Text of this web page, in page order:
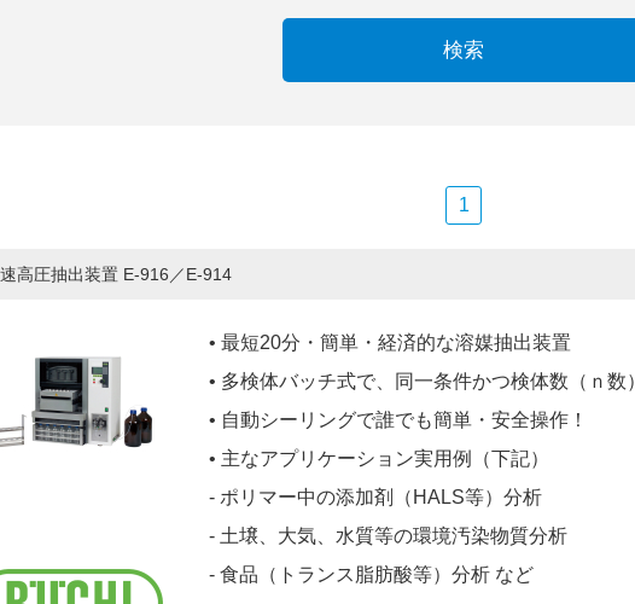
検索
1
高圧抽出装置 E-916／E-914
• 最短20分・簡単・経済的な溶媒抽出装置
• 多検体バッチ式で、同一条件かつ検体数（ｎ
• 自動シーリングで誰でも簡単・安全操作！
• 主なアプリケーション実用例（下記）
- ポリマー中の添加剤（HALS等）分析
- 土壌、大気、水質等の環境汚染物質分析
- 食品（トランス脂肪酸等）分析 など